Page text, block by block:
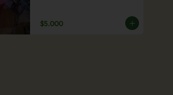
$5.000